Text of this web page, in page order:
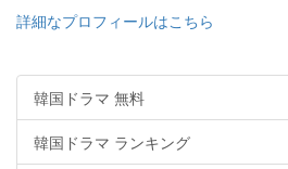
詳細なプロフィールはこちら
韓国ドラマ 無料
韓国ドラマ ランキング